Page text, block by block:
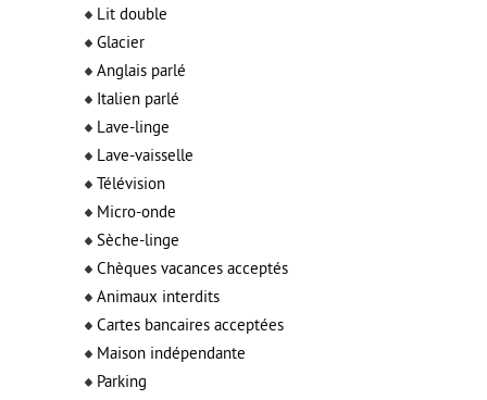
Lit double
Glacier
Anglais parlé
Italien parlé
Lave-linge
Lave-vaisselle
Télévision
Micro-onde
Sèche-linge
Chèques vacances acceptés
Animaux interdits
Cartes bancaires acceptées
Maison indépendante
Parking